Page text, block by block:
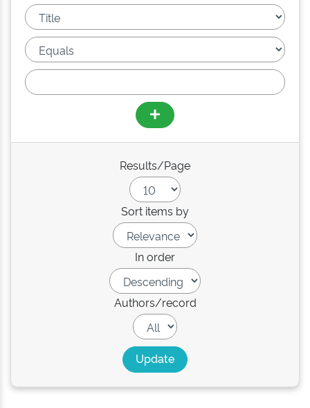
Results/Page
Sort items by
In order
Authors/record